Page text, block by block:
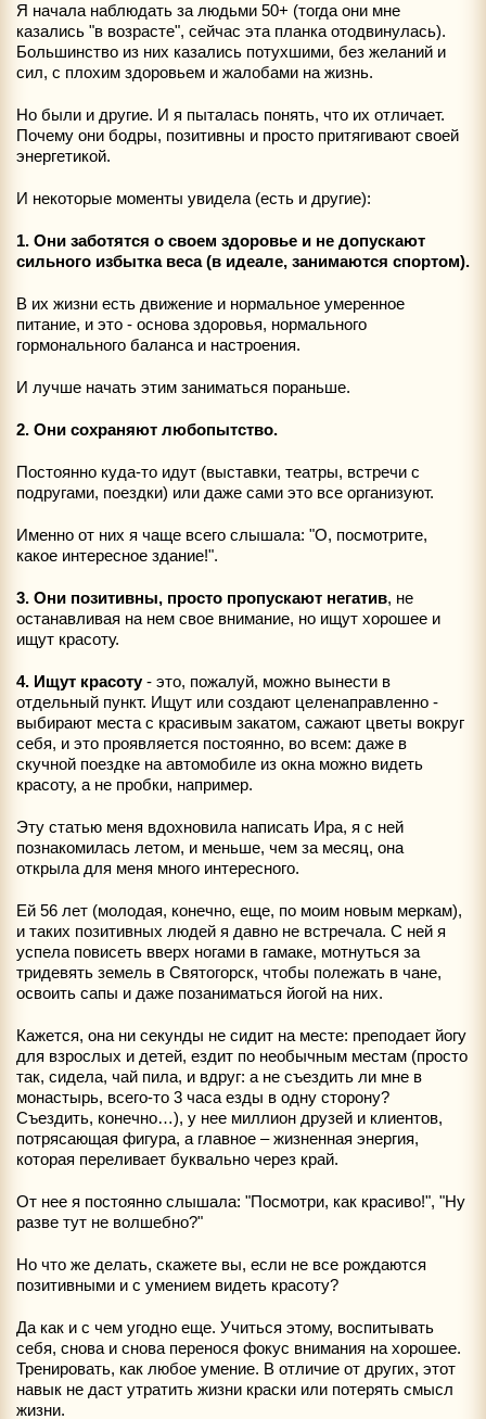
Я начала наблюдать за людьми 50+ (тогда они мне
казались "в возрасте", сейчас эта планка отодвинулась).
Большинство из них казались потухшими, без желаний и
сил, с плохим здоровьем и жалобами на жизнь.
Но были и другие. И я пыталась понять, что их отличает.
Почему они бодры, позитивны и просто притягивают своей
энергетикой.
И некоторые моменты увидела (есть и другие):
1. Они заботятся о своем здоровье и не допускают
сильного избытка веса (в идеале, занимаются спортом).
В их жизни есть движение и нормальное умеренное
питание, и это - основа здоровья, нормального
гормонального баланса и настроения.
И лучше начать этим заниматься пораньше.
2. Они сохраняют любопытство.
Постоянно куда-то идут (выставки, театры, встречи с
подругами, поездки) или даже сами это все организуют.
Именно от них я чаще всего слышала: "О, посмотрите,
какое интересное здание!".
3. Они позитивны, просто пропускают негатив, не
останавливая на нем свое внимание, но ищут хорошее и
ищут красоту.
4. Ищут красоту- это, пожалуй, можно вынести в
отдельный пункт. Ищут или создают целенаправленно -
выбирают места с красивым закатом, сажают цветы вокруг
себя, и это проявляется постоянно, во всем: даже в
скучной поездке на автомобиле из окна можно видеть
красоту, а не пробки, например.
Эту статью меня вдохновила написать Ира, я с ней
познакомилась летом, и меньше, чем за месяц, она
открыла для меня много интересного.
Ей 56 лет (молодая, конечно, еще, по моим новым меркам),
и таких позитивных людей я давно не встречала. С ней я
успела повисеть вверх ногами в гамаке, мотнуться за
тридевять земель в Святогорск, чтобы полежать в чане,
освоить сапы и даже позаниматься йогой на них.
Кажется, она ни секунды не сидит на месте: преподает йогу
для взрослых и детей, ездит по необычным местам (просто
так, сидела, чай пила, и вдруг: а не съездить ли мне в
монастырь, всего-то 3 часа езды в одну сторону?
Съездить, конечно…), у нее миллион друзей и клиентов,
потрясающая фигура, а главное – жизненная энергия,
которая переливает буквально через край.
От нее я постоянно слышала: "Посмотри, как красиво!", "Ну
разве тут не волшебно?"
Но что же делать, скажете вы, если не все рождаются
позитивными и с умением видеть красоту?
Да как и с чем угодно еще. Учиться этому, воспитывать
себя, снова и снова перенося фокус внимания на хорошее.
Тренировать, как любое умение. В отличие от других, этот
навык не даст утратить жизни краски или потерять смысл
жизни.